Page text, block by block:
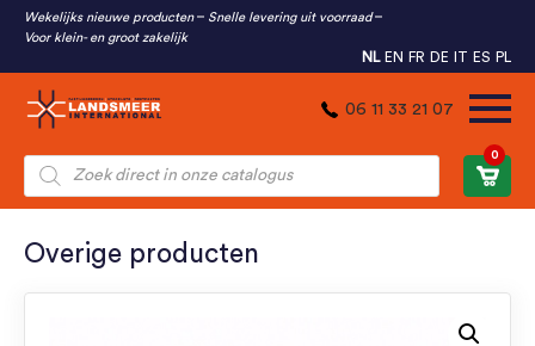
Wekelijks nieuwe producten
Snelle levering uit voorraad
Voor klein- en groot zakelijk
NL EN FR DE IT ES PL
06 11 33 21 07
Producten
zoeken
0
Overige producten